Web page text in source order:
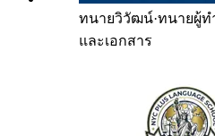
ทนายวิวัฒน์·ทนายผู้ท
และเอกสาร